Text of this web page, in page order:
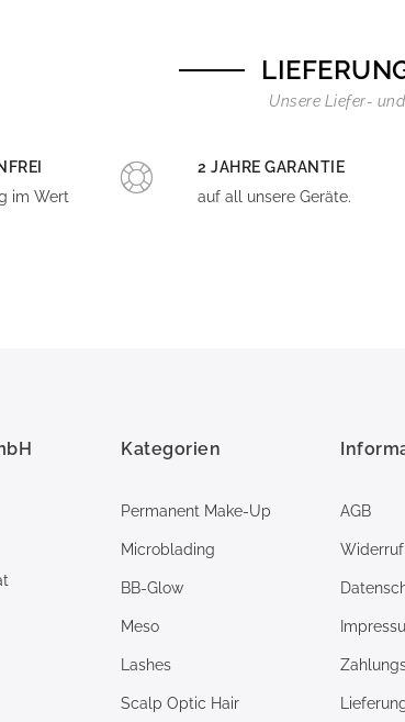
Unsere Liefer-
im Wert
2 JAHRE GARANTIE
auf all unsere Geräte.
Kategorien
Permanent Make-Up
Microblading
BB-Glow
Meso
Lashes
Scalp Optic Hair
AGB